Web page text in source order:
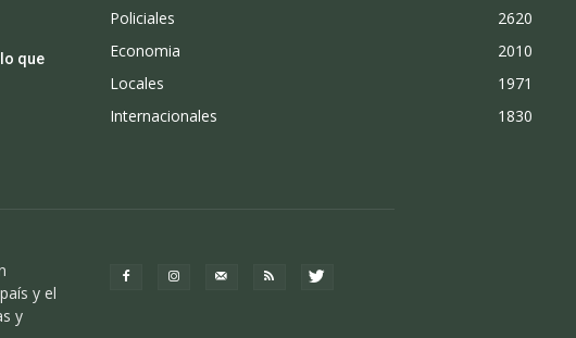
que
Policiales
2620
Economia
2010
Locales
1971
Internacionales
1830
y el
y